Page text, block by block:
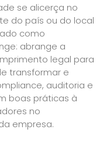
se alicerça no
do país ou do local
como
abrange a
legal para
transformar e
auditoria e
boas práticas à
no
empresa.